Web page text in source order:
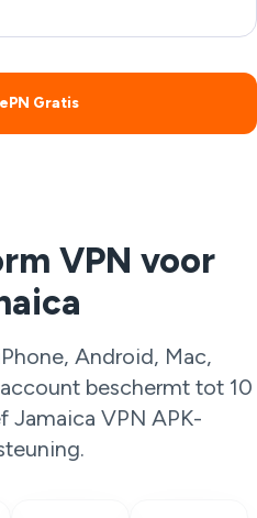
Gratis
VPN voor
Android, Mac,
beschermt tot 10
Jamaica VPN APK-